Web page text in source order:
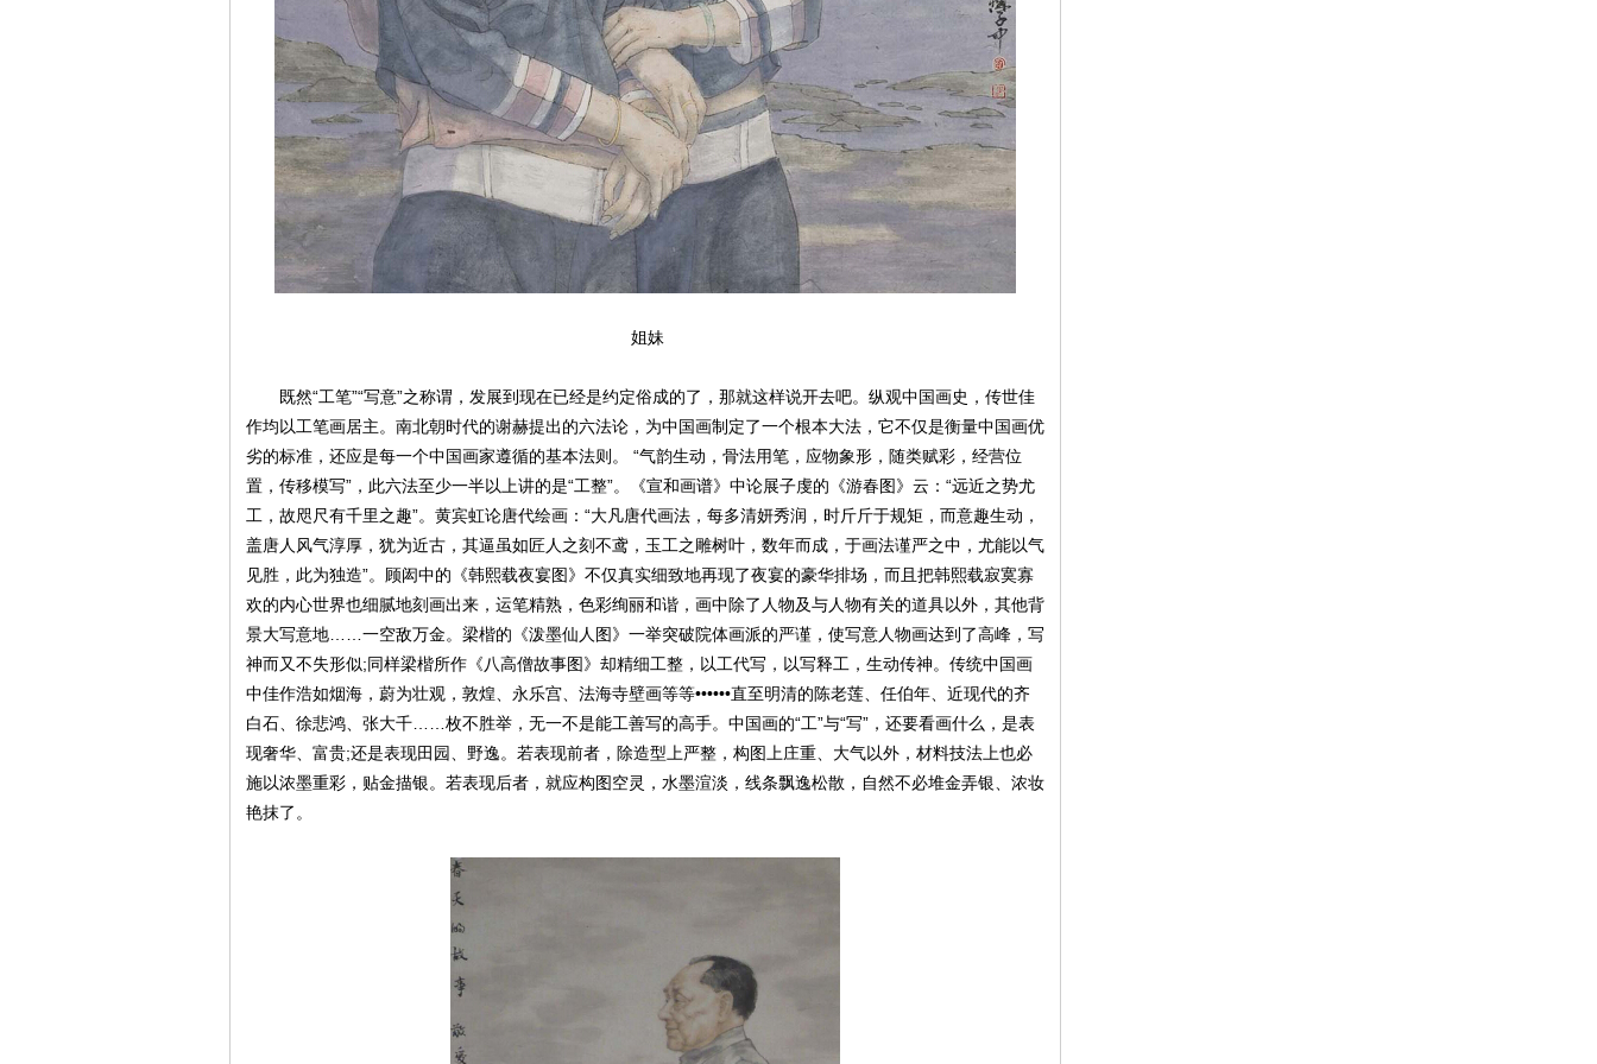
姐妹
既然“工笔”“写意”之称谓，发展到现在已经是约定俗成的了，那就这样说开去吧。纵观中国画史，传世佳
作均以工笔画居主。南北朝时代的谢赫提出的六法论，为中国画制定了一个根本大法，它不仅是衡量中国画优
劣的标准，还应是每一个中国画家遵循的基本法则。 “气韵生动，骨法用笔，应物象形，随类赋彩，经营位
置，传移模写”，此六法至少一半以上讲的是“工整”。《宣和画谱》中论展子虔的《游春图》云：“远近之势尤
工，故咫尺有千里之趣”。黄宾虹论唐代绘画：“大凡唐代画法，每多清妍秀润，时斤斤于规矩，而意趣生动，
盖唐人风气淳厚，犹为近古，其逼虽如匠人之刻不鸢，玉工之雕树叶，数年而成，于画法谨严之中，尤能以气
见胜，此为独造”。顾闳中的《韩熙载夜宴图》不仅真实细致地再现了夜宴的豪华排场，而且把韩熙载寂寞寡
欢的内心世界也细腻地刻画出来，运笔精熟，色彩绚丽和谐，画中除了人物及与人物有关的道具以外，其他背
景大写意地……一空敌万金。梁楷的《泼墨仙人图》一举突破院体画派的严谨，使写意人物画达到了高峰，写
神而又不失形似;同样梁楷所作《八高僧故事图》却精细工整，以工代写，以写释工，生动传神。传统中国画
中佳作浩如烟海，蔚为壮观，敦煌、永乐宫、法海寺壁画等等••••••直至明清的陈老莲、任伯年、近现代的齐
白石、徐悲鸿、张大千……枚不胜举，无一不是能工善写的高手。中国画的“工”与“写”，还要看画什么，是表
现奢华、富贵;还是表现田园、野逸。若表现前者，除造型上严整，构图上庄重、大气以外，材料技法上也必
施以浓墨重彩，贴金描银。若表现后者，就应构图空灵，水墨渲淡，线条飘逸松散，自然不必堆金弄银、浓妆
艳抹了。